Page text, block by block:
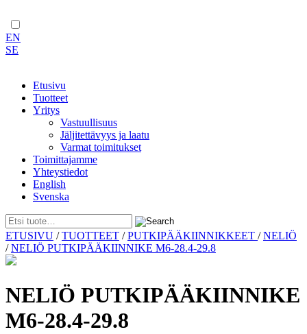
EN
SE
Etusivu
Tuotteet
Yritys
Vastuullisuus
Jäljitettävyys ja laatu
Varmat toimitukset
Toimittajamme
Yhteystiedot
English
Svenska
Skip
to
content
ETUSIVU /TUOTTEET /PUTKIPÄÄKIINNIKKEET /NELIÖ
/NELIÖ PUTKIPÄÄKIINNIKE M6-28.4-29.8
NELIÖ PUTKIPÄÄKIINNIKE
M6-28.4-29.8